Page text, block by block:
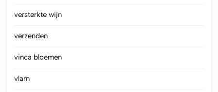
versterkte wijn
verzenden
vinca bloemen
vlam